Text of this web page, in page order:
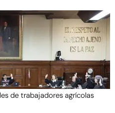
de trabajadores agrícolas